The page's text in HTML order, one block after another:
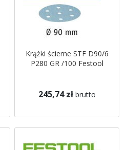
Krążki ścierne STF D90/6
P280 GR /100 Festool
245,74 zł brutto